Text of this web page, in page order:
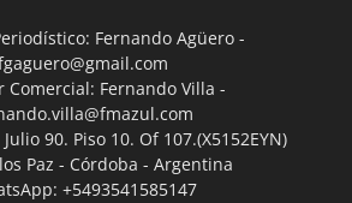
Fernando Agüero -
Comercial: Fernando Villa -
90. Piso 10. Of 107.(X5152EYN)
Paz - Córdoba - Argentina
+5493541585147